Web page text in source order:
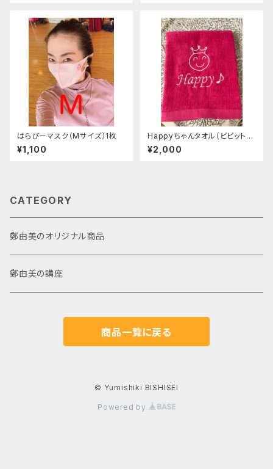
はらびーマスク（Mサイズ）1枚
¥1,100
Happyちゃんタオル（ビビットな
ピンク）
¥2,000
CATEGORY
鄭由美のオリジナル商品
鄭由美の講座
商品一覧に戻る
© Yumishiki BISHISEI
Powered by